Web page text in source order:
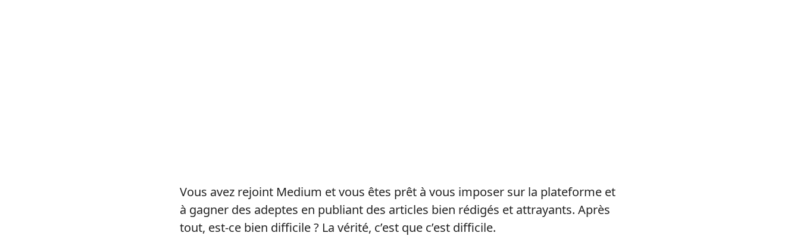
Vous avez rejoint Medium et vous êtes prêt à vous imposer sur la plateforme et
à gagner des adeptes en publiant des articles bien rédigés et attrayants. Après
tout, est-ce bien difficile ? La vérité, c’est que c’est difficile.